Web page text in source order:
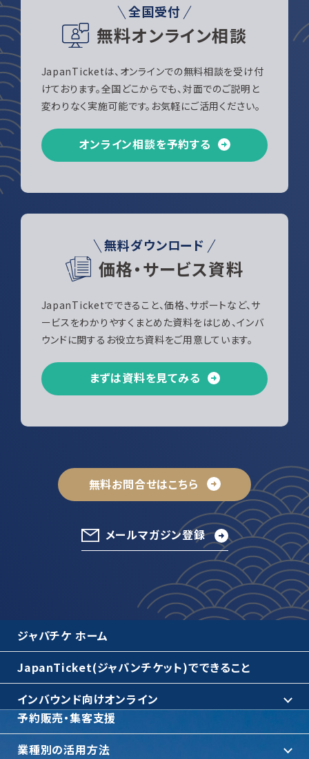
全国受付
無料オンライン相談
JapanTicketは、オンラインでの無料相談を受け付
けております。全国どこからでも、対面でのご説明と
変わりなく実施可能です。お気軽にご活用ください。
オンライン相談を予約する
無料ダウンロード
価格・サービス資料
JapanTicketでできること、価格、サポートなど、サ
ービスをわかりやすくまとめた資料をはじめ、インバ
ウンドに関するお役立ち資料をご用意しています。
まずは資料を見てみる
無料お問合せはこちら
メールマガジン登録
ジャパチケ ホーム
JapanTicket(ジャパンチケット)でできること
インバウンド向けオンライン
予約販売・集客支援
業種別の活用方法